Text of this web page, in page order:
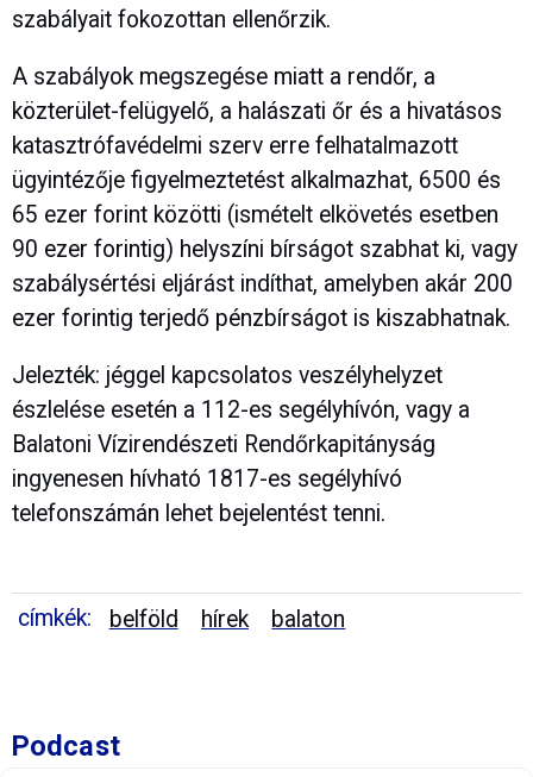
szabályait fokozottan ellenőrzik.
A szabályok megszegése miatt a rendőr, a
közterület-felügyelő, a halászati őr és a hivatásos
katasztrófavédelmi szerv erre felhatalmazott
ügyintézője figyelmeztetést alkalmazhat, 6500 és
65 ezer forint közötti (ismételt elkövetés esetben
90 ezer forintig) helyszíni bírságot szabhat ki, vagy
szabálysértési eljárást indíthat, amelyben akár 200
ezer forintig terjedő pénzbírságot is kiszabhatnak.
Jelezték: jéggel kapcsolatos veszélyhelyzet
észlelése esetén a 112-es segélyhívón, vagy a
Balatoni Vízirendészeti Rendőrkapitányság
ingyenesen hívható 1817-es segélyhívó
telefonszámán lehet bejelentést tenni.
címkék: belföld hírek balaton
Podcast